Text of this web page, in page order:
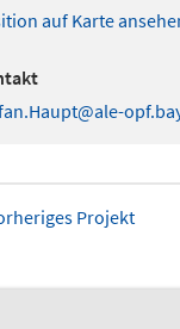
auf Karte
Projekt